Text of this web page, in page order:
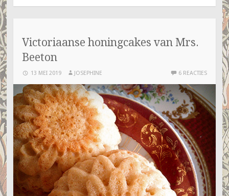
Victoriaanse honingcakes van Mrs.
Beeton
13 MEI 2019 JOSEPHINE 6 REACTIES